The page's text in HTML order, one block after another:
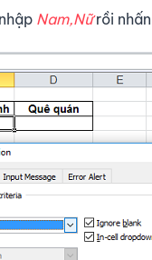
Nam,Nữrồi nhấn